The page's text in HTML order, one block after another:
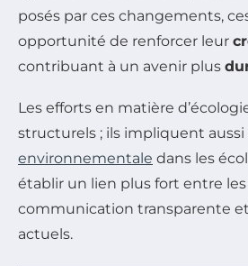
posés par ces changements,
opportunité de renforcer leur
contribuant à un avenir plus
Les efforts en matière
structurels ; ils impliquent aussi
environnementale dans les
établir un lien plus fort entre
communication transparente
actuels.